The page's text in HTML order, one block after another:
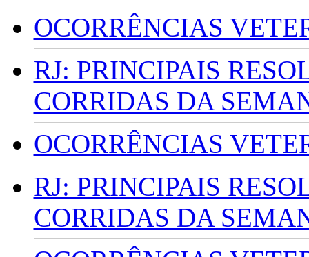
OCORRÊNCIAS
RJ: PRINCIPAIS
CORRIDAS DA
OCORRÊNCIAS
RJ: PRINCIPAIS
CORRIDAS DA